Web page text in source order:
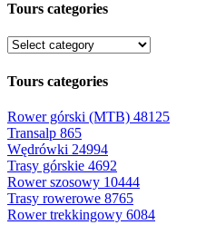
Tours categories
Tours categories
Rower górski (MTB) 48125
Transalp 865
Wędrówki 24994
Trasy górskie 4692
Rower szosowy 10444
Trasy rowerowe 8765
Rower trekkingowy 6084